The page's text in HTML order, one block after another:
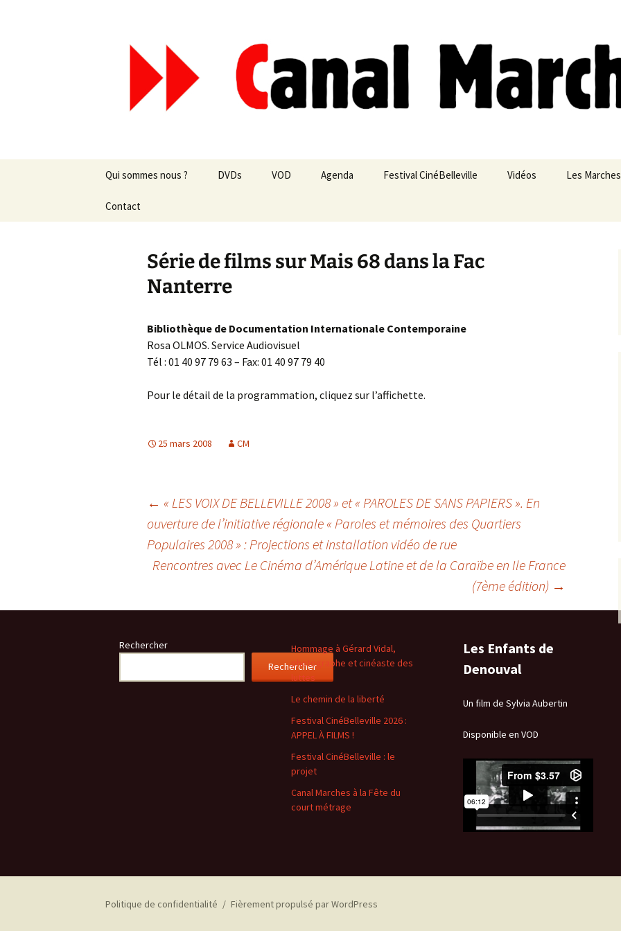
Canal Marches
Qui sommes nous ?
Les revues de presse
Les projets
DVDs VOD Agenda Festival CinéBelleville Vidéos Les Marches
Contact
Série de films sur Mais 68 dans la Fac
Nanterre
Bibliothèque de Documentation Internationale Contemporaine
Rosa OLMOS. Service Audiovisuel
Tél : 01 40 97 79 63 – Fax: 01 40 97 79 40
Pour le détail de la programmation, cliquez sur l’affichette.
25 mars 2008 CM
Navigation
articles
← « LES VOIX DE BELLEVILLE 2008 » et « PAROLES DE SANS PAPIERS ». En
ouverture de l’initiative régionale « Paroles et mémoires des Quartiers
Populaires 2008 » : Projections et installation vidéo de rue
Rencontres avec Le Cinéma d’Amérique Latine et de la Caraïbe en Ile France
(7ème édition) →
Rechercher
Rechercher
Hommage à Gérard Vidal,
photographe et cinéaste des
luttes
Le chemin de la liberté
Festival CinéBelleville 2026 :
APPEL À FILMS !
Festival CinéBelleville : le
projet
Canal Marches à la Fête du
court métrage
Les Enfants de
Denouval
Un film de Sylvia Aubertin
Disponible en VOD
Politique de confidentialité Fièrement propulsé par WordPress